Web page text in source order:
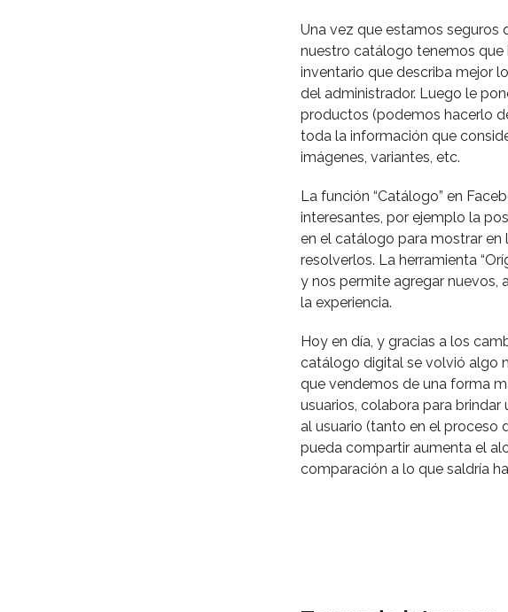
Una vez que estamos seguros
nuestro catálogo tenemos que
inventario que describa mejor
del administrador. Luego le
productos (podemos hacerlo
toda la información que
imágenes, variantes, etc.
La función “Catálogo” en
interesantes, por ejemplo la
en el catálogo para mostrar en
resolverlos. La herramienta
y nos permite agregar nuevos,
la experiencia.
Hoy en día, y gracias a los
catálogo digital se volvió algo
que vendemos de una forma
usuarios, colabora para
al usuario (tanto en el proceso
pueda compartir aumenta el
comparación a lo que saldría